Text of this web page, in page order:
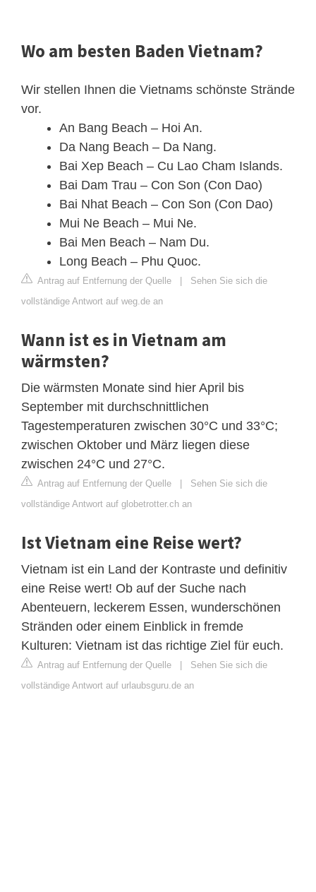
Wo am besten Baden Vietnam?
Wir stellen Ihnen die Vietnams schönste Strände
vor.
An Bang Beach – Hoi An.
Da Nang Beach – Da Nang.
Bai Xep Beach – Cu Lao Cham Islands.
Bai Dam Trau – Con Son (Con Dao)
Bai Nhat Beach – Con Son (Con Dao)
Mui Ne Beach – Mui Ne.
Bai Men Beach – Nam Du.
Long Beach – Phu Quoc.
Antrag auf Entfernung der Quelle | Sehen Sie sich die
vollständige Antwort auf weg.de an
Wann ist es in Vietnam am
wärmsten?
Die wärmsten Monate sind hier April bis
September mit durchschnittlichen
Tagestemperaturen zwischen 30°C und 33°C;
zwischen Oktober und März liegen diese
zwischen 24°C und 27°C.
Antrag auf Entfernung der Quelle | Sehen Sie sich die
vollständige Antwort auf globetrotter.ch an
Ist Vietnam eine Reise wert?
Vietnam ist ein Land der Kontraste und definitiv
eine Reise wert! Ob auf der Suche nach
Abenteuern, leckerem Essen, wunderschönen
Stränden oder einem Einblick in fremde
Kulturen: Vietnam ist das richtige Ziel für euch.
Antrag auf Entfernung der Quelle | Sehen Sie sich die
vollständige Antwort auf urlaubsguru.de an